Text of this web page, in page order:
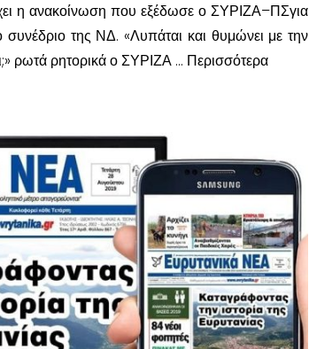
η ανακοίνωση που εξέδωσε ο ΣΥΡΙΖΑ–ΠΣγια
της ΝΔ. «Λυπάται και θυμώνει με την
ρωτά ρητορικά ο ΣΥΡΙΖΑ … Περισσότερα